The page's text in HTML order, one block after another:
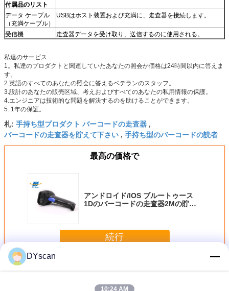
付属品のリスト
データ ケーブル
（充満ケーブル）
USBはホスト装置および充満に、走査器を接続します。
受信機 走査器データを受け取り、送信するのに使用される。
私達のサービス
1。私達のプロダクトと関連していたあなたの照会か価格は24時間以内に答えま
す。
2.英語のすべてのあなたの照会に答えるベテランのスタッフ。
3.設計のあなたの販売区域、考えおよびすべてのあなたの私用情報の保護。
4.エンジニアは技術的な問題を解決するのを助けることができます。
5. 1年の保証。
札: 手持ち型プロダクト バーコードの走査器 ,
バーコードの走査器を貯えて下さい , 手持ち型のバーコードの読者
最高の価格で
アンドロイド/IOS ブルートゥース
1Dのバーコードの走査器2Mの貯蔵
続行
多く1D バーコードの走査器
DYscan
10:24 AM